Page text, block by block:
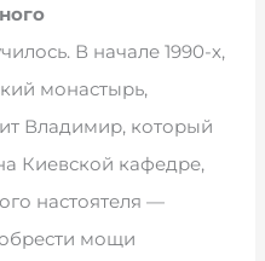
В начале 1990-х,
монастырь,
Владимир, который
Киевской кафедре,
настоятеля —
мощи